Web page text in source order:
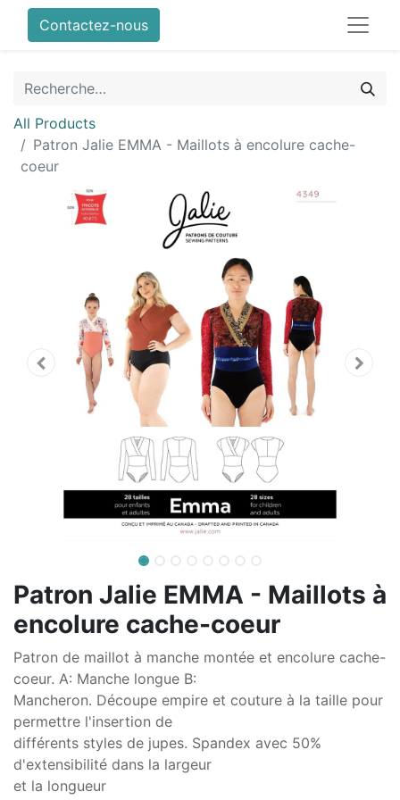
Contactez-nous
All Products
Patron Jalie EMMA - Maillots à encolure cache-
coeur
Patron Jalie EMMA - Maillots à
encolure cache-coeur
Patron de maillot à manche montée et encolure cache-
coeur. A: Manche longue B:
Mancheron. Découpe empire et couture à la taille pour
permettre l'insertion de
différents styles de jupes. Spandex avec 50%
d'extensibilité dans la largeur
et la longueur